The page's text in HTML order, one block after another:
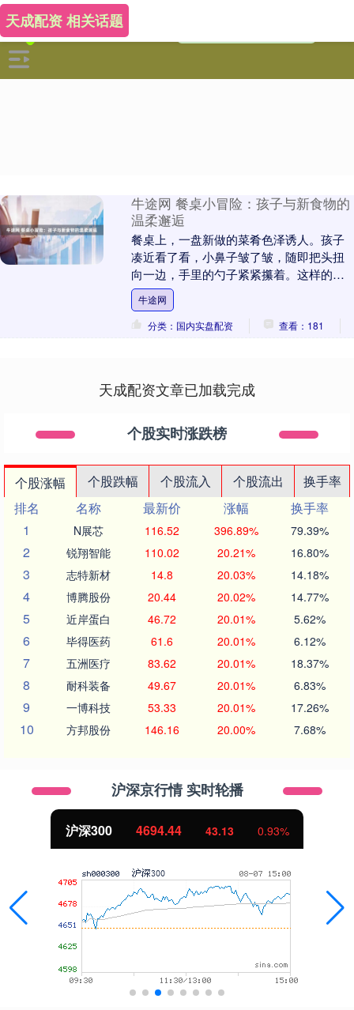
天成配资 相关话题
牛途网 餐桌小冒险：孩子与新食物的
温柔邂逅
餐桌上，一盘新做的菜肴色泽诱人。孩子
凑近看了看，小鼻子皱了皱，随即把头扭
向一边，手里的勺子紧紧攥着。这样的场
景在许多家庭里并不陌生。 孩子对新食物
的犹豫，是他们....
牛途网
分类：国内实盘配资
查看：181
天成配资文章已加载完成
个股实时涨跌榜
个股涨幅 个股跌幅 个股流入 个股流出
换手率
排名
名称 最新价 涨幅
换手率
1
N展芯 116.52 396.89% 79.39%
2 锐翔智能 110.02 20.21% 16.80%
3 志特新材 14.8 20.03% 14.18%
4 博腾股份 20.44 20.02% 14.77%
5 近岸蛋白 46.72 20.01% 5.62%
6 毕得医药 61.6 20.01% 6.12%
7 五洲医疗 83.62 20.01% 18.37%
8 耐科装备 49.67 20.01% 6.83%
9 一博科技 53.33 20.01% 17.26%
10 方邦股份 146.16 20.00% 7.68%
沪深京行情 实时轮播
沪深300 4694.44 43.13 0.93%